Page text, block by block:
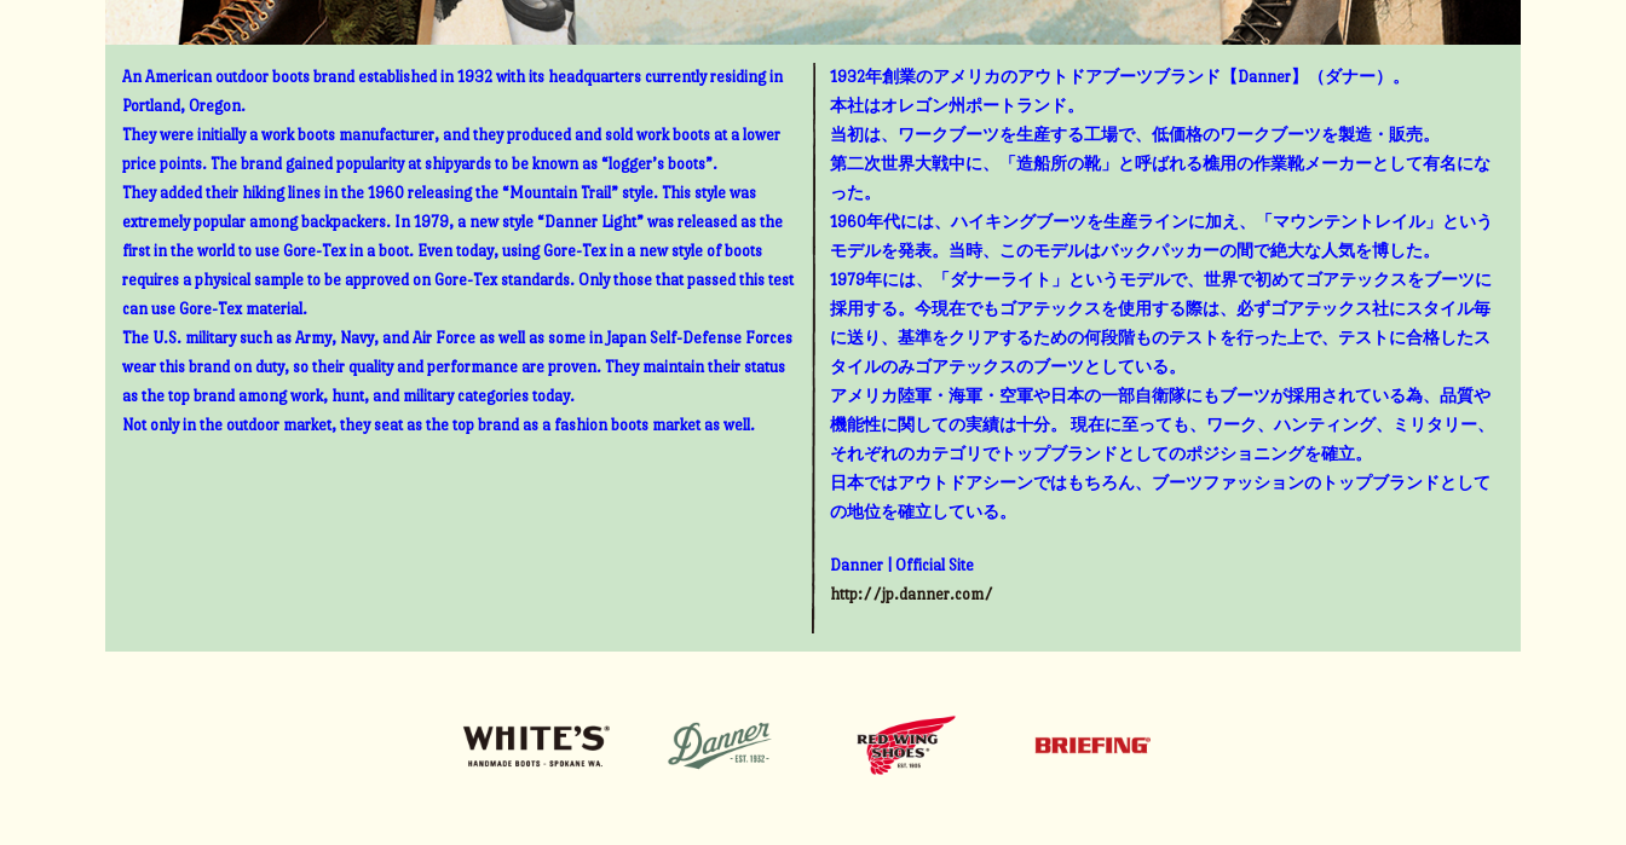
An American outdoor boots brand established in 1932 with its headquarters currently residing in
Portland, Oregon.
They were initially a work boots manufacturer, and they produced and sold work boots at a lower
price points. The brand gained popularity at shipyards to be known as “logger’s boots”.
They added their hiking lines in the 1960 releasing the “Mountain Trail” style. This style was
extremely popular among backpackers. In 1979, a new style “Danner Light” was released as the
first in the world to use Gore-Tex in a boot. Even today, using Gore-Tex in a new style of boots
requires a physical sample to be approved on Gore-Tex standards. Only those that passed this test
can use Gore-Tex material.
The U.S. military such as Army, Navy, and Air Force as well as some in Japan Self-Defense Forces
wear this brand on duty, so their quality and performance are proven. They maintain their status
as the top brand among work, hunt, and military categories today.
Not only in the outdoor market, they seat as the top brand as a fashion boots market as well.
1932年創業のアメリカのアウトドアブーツブランド【Danner】（ダナー）。
本社はオレゴン州ポートランド。
当初は、ワークブーツを生産する工場で、低価格のワークブーツを製造・販売。
第二次世界大戦中に、「造船所の靴」と呼ばれる樵用の作業靴メーカーとして有名にな
った。
1960年代には、ハイキングブーツを生産ラインに加え、「マウンテントレイル」という
モデルを発表。当時、このモデルはバックパッカーの間で絶大な人気を博した。
1979年には、「ダナーライト」というモデルで、世界で初めてゴアテックスをブーツに
採用する。今現在でもゴアテックスを使用する際は、必ずゴアテックス社にスタイル毎
に送り、基準をクリアするための何段階ものテストを行った上で、テストに合格したス
タイルのみゴアテックスのブーツとしている。
アメリカ陸軍・海軍・空軍や日本の一部自衛隊にもブーツが採用されている為、品質や
機能性に関しての実績は十分。 現在に至っても、ワーク、ハンティング、ミリタリー、
それぞれのカテゴリでトップブランドとしてのポジショニングを確立。
日本ではアウトドアシーンではもちろん、ブーツファッションのトップブランドとして
の地位を確立している。
Danner | Official Site
http://jp.danner.com/